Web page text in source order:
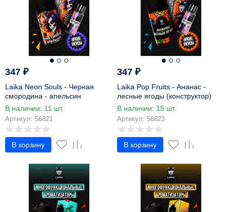
347 ₽
Laika Neon Souls - Черная
смородина - апельсин
(конструктор)
В наличии: 11 шт.
Артикул: 56821
В корзину
347₽
Laika Pop Fruits - Ананас -
лесные ягоды (конструктор)
В наличии: 15 шт.
Артикул: 56823
В корзину